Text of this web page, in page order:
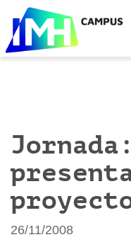
e
Jornada:
proyecto
26/11/2008